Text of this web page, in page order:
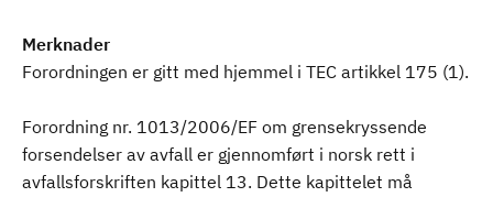
Merknader
Forordningen er gitt med hjemmel i TEC artikkel 175 (1).
Forordning nr. 1013/2006/EF om grensekryssende
forsendelser av avfall er gjennomført i norsk rett i
avfallsforskriften kapittel 13. Dette kapittelet må